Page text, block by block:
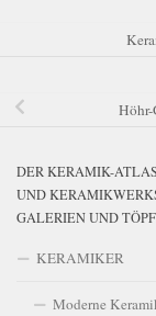
Höhr-
DER KERAMIK-
UND
GALERIEN UND
KERAMIKER
Moderne